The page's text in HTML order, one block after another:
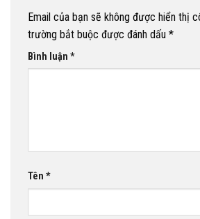
Email của bạn sẽ không được hiển thị
trường bắt buộc được đánh dấu *
Bình luận *
Tên *